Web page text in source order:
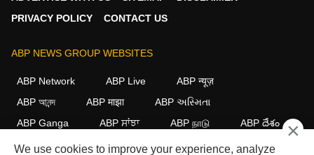
PRIVACY POLICY
CONTACT US
ABP NEWS GROUP WEBSITES
ABP Network ABP Live
ABP न्यूज़
ABP আনন্দ
ABP माझा
ABP અસ્મિતા
ABP Ganga
ABP ਸਾਂਝਾ ABP நாடு ABP దేశం
FOLLOW US
×
We use cookies to improve your experience, analyze